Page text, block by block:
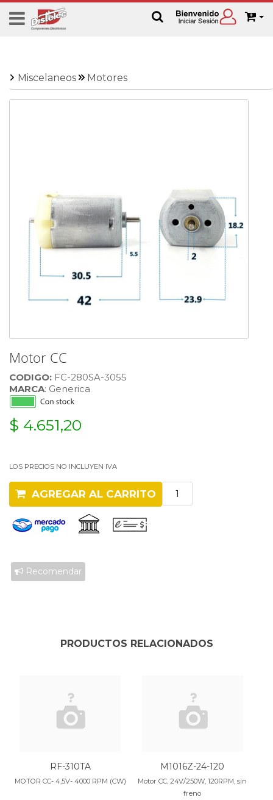
Miscelaneos Motores
Motor CC
CODIGO: FC-280SA-3055
MARCA: Generica
$ 4.651,20
LOS PRECIOS NO INCLUYEN IVA
AGREGAR AL CARRITO
Recomendar
PRODUCTOS RELACIONADOS
RF-310TA
MOTOR CC- 4,5V- 4000 RPM (CW)
M1016Z-24-120
Motor CC, 24V/250W, 120RPM, sin
freno